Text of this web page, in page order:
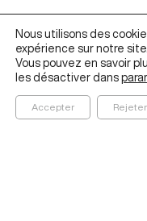
Nous utilisons des
expérience sur notre site.
Vous pouvez en savoir
les désactiver dans
Accepter Rejeter